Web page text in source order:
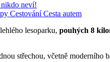
neví!
CestováníCesta autem
lesoparku, pouhých 8
střechou, včetně